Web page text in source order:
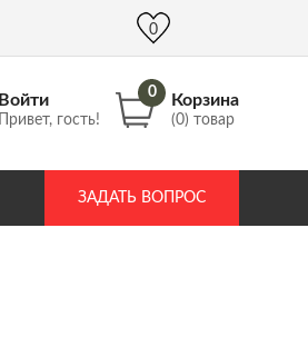
info@DrozdPcp.ru
Войти
Привет, гость!
0 Корзина
(0) товар
ЗАДАТЬ ВОПРОС
0